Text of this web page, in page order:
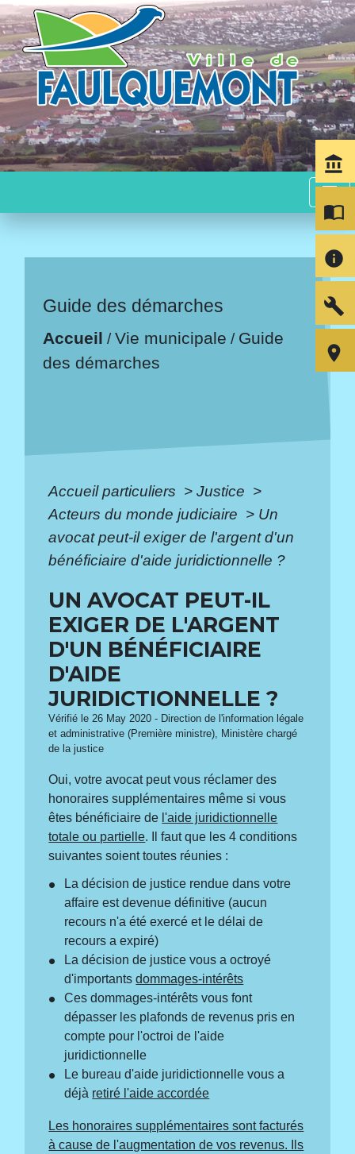
menu
Guide des démarches
Accueil /Vie municipale / Guide
des démarches
Accueil particuliers > Justice >
Acteurs du monde judiciaire > Un
avocat peut-il exiger de l'argent d'un
bénéficiaire d'aide juridictionnelle ?
UN AVOCAT PEUT-IL
EXIGER DE L'ARGENT
D'UN BÉNÉFICIAIRE
D'AIDE
JURIDICTIONNELLE ?
Vérifié le 26 May 2020 - Direction de l'information légale
et administrative (Première ministre), Ministère chargé
de la justice
Oui, votre avocat peut vous réclamer des
honoraires supplémentaires même si vous
êtes bénéficiaire de l'aide juridictionnelle
totale ou partielle. Il faut que les 4 conditions
suivantes soient toutes réunies :
La décision de justice rendue dans votre
affaire est devenue définitive (aucun
recours n'a été exercé et le délai de
recours a expiré)
La décision de justice vous a octroyé
d'importantsdommages-intérêts
Ces dommages-intérêts vous font
dépasser les plafonds de revenus pris en
compte pour l'octroi de l'aide
juridictionnelle
Le bureau d'aide juridictionnelle vous a
déjà retiré l'aide accordée
Les honoraires supplémentaires sont facturés
à cause de l'augmentation de vos revenus. Ils
account_balance
import_contacts
info
build
room